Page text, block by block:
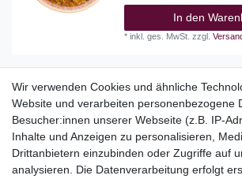
In den
*inkl. ges. MwSt. zzgl.
Top Kategorien
Adventskalender
Geschenke
Booklets
Wir verwenden Cookies und ähnliche
Website und verarbeiten personenbezogene
Besucher:innen unserer Webseite (z.B. IP-
Inhalte und Anzeigen zu personalisieren,
Drittanbietern einzubinden oder Zugriffe auf
analysieren. Die Datenverarbeitung erfolgt